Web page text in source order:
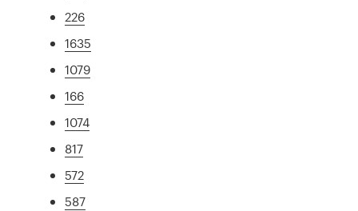
226
1635
1079
166
1074
817
572
587